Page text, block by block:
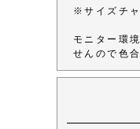
※サイズチャ
モニター環
せんので色